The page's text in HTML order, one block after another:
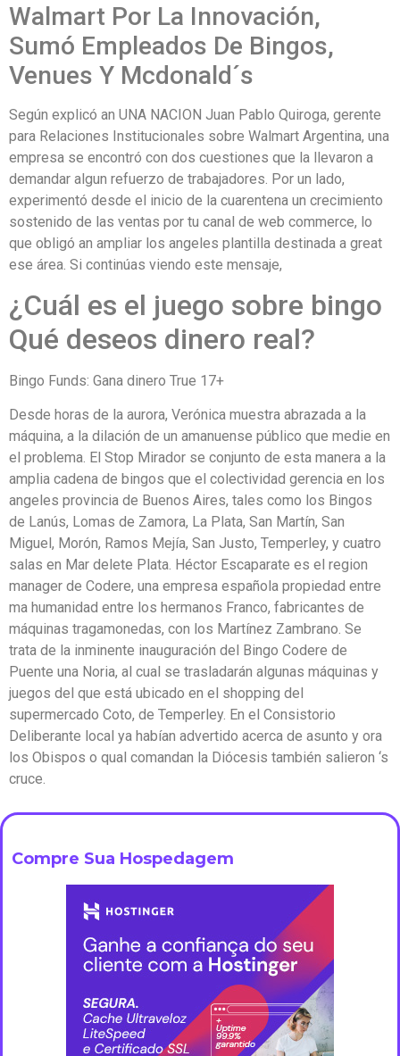
Compre Sua Hospedagem
Walmart Por La Innovación,
Sumó Empleados De Bingos,
Venues Y Mcdonald´s
Según explicó an UNA NACION Juan Pablo Quiroga, gerente
para Relaciones Institucionales sobre Walmart Argentina, una
empresa se encontró con dos cuestiones que la llevaron a
demandar algun refuerzo de trabajadores. Por un lado,
experimentó desde el inicio de la cuarentena un crecimiento
sostenido de las ventas por tu canal de web commerce, lo
que obligó an ampliar los angeles plantilla destinada a great
ese área. Si continúas viendo este mensaje,
¿Cuál es el juego sobre bingo
Qué deseos dinero real?
Bingo Funds: Gana dinero True 17+
Desde horas de la aurora, Verónica muestra abrazada a la
máquina, a la dilación de un amanuense público que medie en
el problema. El Stop Mirador se conjunto de esta manera a la
amplia cadena de bingos que el colectividad gerencia en los
angeles provincia de Buenos Aires, tales como los Bingos
de Lanús, Lomas de Zamora, La Plata, San Martín, San
Miguel, Morón, Ramos Mejía, San Justo, Temperley, y cuatro
salas en Mar delete Plata. Héctor Escaparate es el region
manager de Codere, una empresa española propiedad entre
ma humanidad entre los hermanos Franco, fabricantes de
máquinas tragamonedas, con los Martínez Zambrano. Se
trata de la inminente inauguración del Bingo Codere de
Puente una Noria, al cual se trasladarán algunas máquinas y
juegos del que está ubicado en el shopping del
supermercado Coto, de Temperley. En el Consistorio
Deliberante local ya habían advertido acerca de asunto y ora
los Obispos o qual comandan la Diócesis también salieron ‘s
cruce.